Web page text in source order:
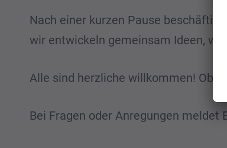
Nach einer kurzen Pause
wir entwickeln gemeinsam Ideen,
Alle sind herzliche willkommen! Ob
Bei Fragen oder Anregungen meldet